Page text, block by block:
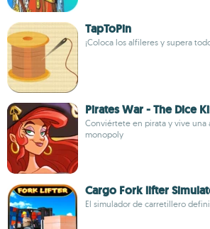
TapToPin
¡Coloca los alfileres y supera
Pirates War - The Dice
Conviértete en pirata y vive una
monopoly
Cargo Fork lifter
El simulador de carretillero